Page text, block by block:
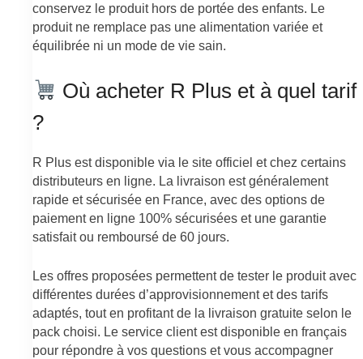
conservez le produit hors de portée des enfants. Le
produit ne remplace pas une alimentation variée et
équilibrée ni un mode de vie sain.
Où acheter R Plus et à quel tarif
?
R Plus est disponible via le site officiel et chez certains
distributeurs en ligne. La livraison est généralement
rapide et sécurisée en France, avec des options de
paiement en ligne 100% sécurisées et une garantie
satisfait ou remboursé de 60 jours.
Les offres proposées permettent de tester le produit avec
différentes durées d’approvisionnement et des tarifs
adaptés, tout en profitant de la livraison gratuite selon le
pack choisi. Le service client est disponible en français
pour répondre à vos questions et vous accompagner